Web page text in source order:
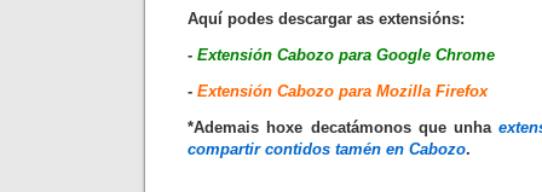
Aquí podes descargar as extensións:
- Extensión Cabozo para Google Chrome
- Extensión Cabozo para Mozilla Firefox
*Ademais hoxe decatámonos que unha
compartir contidos tamén en Cabozo.